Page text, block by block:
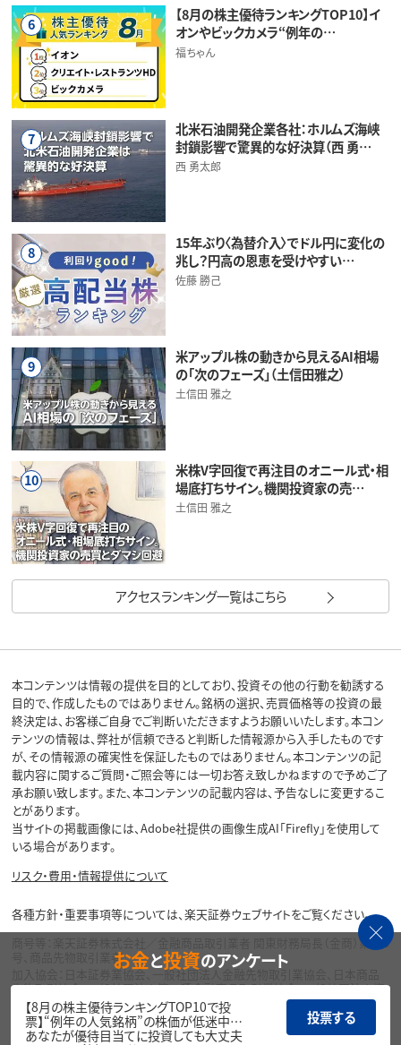
6
【8月の株主優待ランキングTOP10】イ
オンやビックカメラ“例年の…
福ちゃん
7
北米石油開発企業各社：ホルムズ海峡
封鎖影響で驚異的な好決算（西 勇…
西 勇太郎
8
15年ぶり〈為替介入〉でドル円に変化の
兆し？円高の恩恵を受けやすい…
佐藤 勝己
9
米アップル株の動きから見えるAI相場
の「次のフェーズ」（土信田雅之）
土信田 雅之
10
米株V字回復で再注目のオニール式・相
場底打ちサイン。機関投資家の売…
土信田 雅之
アクセスランキング一覧はこちら
本コンテンツは情報の提供を目的としており、投資その他の行動を勧誘する
目的で、作成したものではありません。銘柄の選択、売買価格等の投資の最
終決定は、お客様ご自身でご判断いただきますようお願いいたします。本コン
テンツの情報は、弊社が信頼できると判断した情報源から入手したものです
が、その情報源の確実性を保証したものではありません。本コンテンツの記
載内容に関するご質問・ご照会等には一切お答え致しかねますので予めご了
承お願い致します。また、本コンテンツの記載内容は、予告なしに変更するこ
とがあります。
当サイトの掲載画像には、Adobe社提供の画像生成AI「Firefly」を使用して
いる場合があります。
リスク・費用・情報提供について
各種方針・重要事項等については、楽天証券ウェブサイトをご覧ください。
商号等：楽天証券株式会社／金融商品取引業者 関東財務局長（金商）第195
号、商品先物取引業者
加入協会：日本証券業協会、一般社団法人金融先物取引業協会、日本商品
先物取引協会、一般社団法人第二種金融商品取引業協会、一般社団法人資
産運用業協会
Copyright©
お金と投資のアンケート
【8月の株主優待ランキングTOP10で投
票】“例年の人気銘柄”の株価が低迷中…
あなたが優待目当てに投資しても大丈夫
投票する